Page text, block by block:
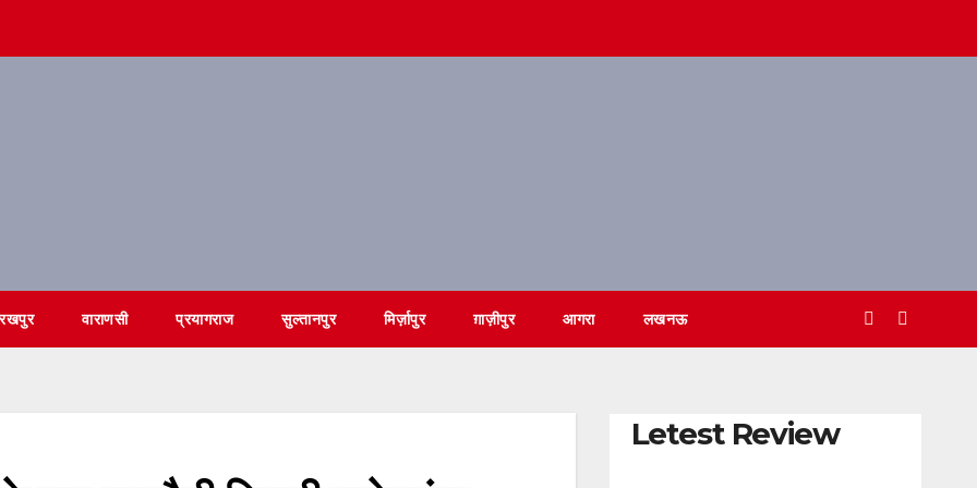
वाराणसी प्रयागराज सुल्तानपुर मिर्ज़ापुर ग़ाज़ीपुर आगरा लखनऊ
Letest Review